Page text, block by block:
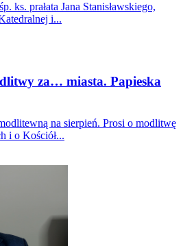
ks. prałata Jana Stanisławskiego,
i...
za… miasta. Papieska
na sierpień. Prosi o modlitwę
i o Kościół...